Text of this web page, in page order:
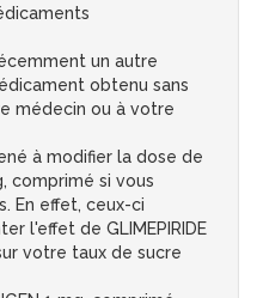
un autre
obtenu sans
médecin ou à votre
à modifier la dose de
comprimé si vous
En effet, ceux-ci
l'effet de GLIMEPIRIDE
votre taux de sucre